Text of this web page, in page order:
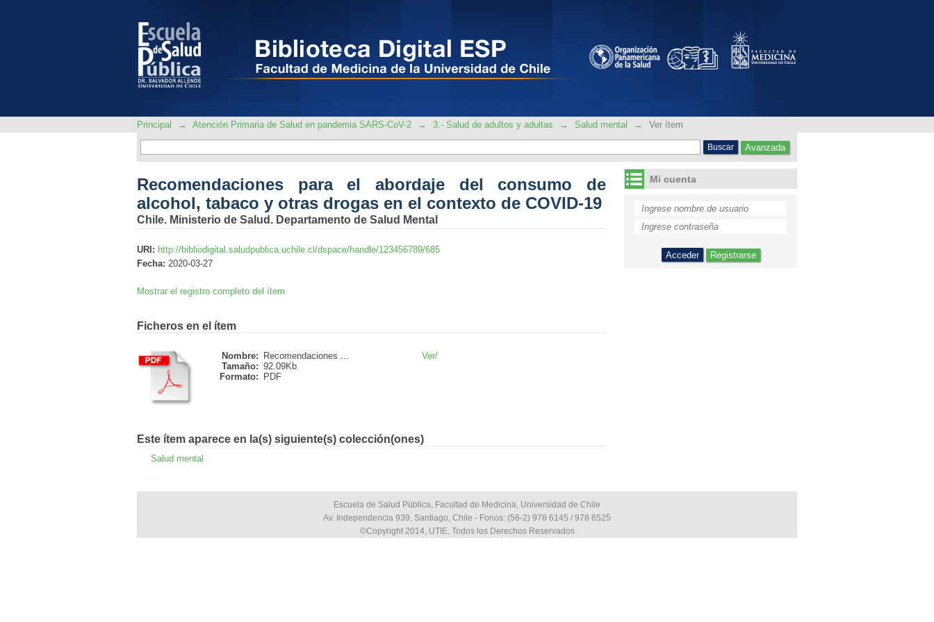
en el contexto de COVID-19
Principal → Atención Primaria de Salud en pandemia SARS-CoV-2 → 3.- Salud de adultos y adultas → Salud mental → Ver ítem
Avanzada
Recomendaciones para el abordaje del consumo de
alcohol, tabaco y otras drogas en el contexto de COVID-19
Chile. Ministerio de Salud. Departamento de Salud Mental
URI: http://bibliodigital.saludpublica.uchile.cl/dspace/handle/123456789/685
Fecha: 2020-03-27
Mostrar el registro completo del ítem
Ficheros en el ítem
Nombre:
Recomendaciones ...
Tamaño: 92.09Kb
Formato:
PDF
Ver/
Este ítem aparece en la(s) siguiente(s) colección(ones)
Salud mental
Mi cuenta
Registrarse
Escuela de Salud Pública, Facultad de Medicina, Universidad de Chile
Av. Independencia 939, Santiago, Chile - Fonos: (56-2) 978 6145 / 978 6525
©Copyright 2014, UTIE, Todos los Derechos Reservados